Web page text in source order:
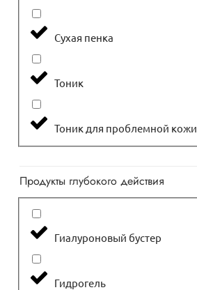
Сухая пенка
Тоник
Тоник для проблемной кожи
Продукты глубокого действия
Гиалуроновый бустер
Гидрогель